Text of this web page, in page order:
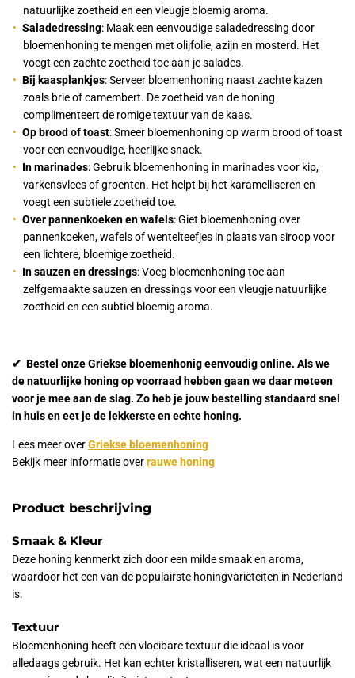
natuurlijke zoetheid en een vleugje bloemig aroma.
Saladedressing: Maak een eenvoudige saladedressing door
bloemenhoning te mengen met olijfolie, azijn en mosterd. Het
voegt een zachte zoetheid toe aan je salades.
Bij kaasplankjes: Serveer bloemenhoning naast zachte kazen
zoals brie of camembert. De zoetheid van de honing
complimenteert de romige textuur van de kaas.
Op brood of toast: Smeer bloemenhoning op warm brood of toast
voor een eenvoudige, heerlijke snack.
In marinades: Gebruik bloemenhoning in marinades voor kip,
varkensvlees of groenten. Het helpt bij het karamelliseren en
voegt een subtiele zoetheid toe.
Over pannenkoeken en wafels: Giet bloemenhoning over
pannenkoeken, wafels of wentelteefjes in plaats van siroop voor
een lichtere, bloemige zoetheid.
In sauzen en dressings: Voeg bloemenhoning toe aan
zelfgemaakte sauzen en dressings voor een vleugje natuurlijke
zoetheid en een subtiel bloemig aroma.
✔ Bestel onze Griekse bloemenhonig eenvoudig online. Als we
de natuurlijke honing op voorraad hebben gaan we daar meteen
voor je mee aan de slag. Zo heb je jouw bestelling standaard snel
in huis en eet je de lekkerste en echte honing.
Lees meer overGriekse bloemenhoning
Bekijk meer informatie overrauwe honing
Product beschrijving
Smaak & Kleur
Deze honing kenmerkt zich door een milde smaak en aroma,
waardoor het een van de populairste honingvariëteiten in Nederland
is.
Textuur
Bloemenhoning heeft een vloeibare textuur die ideaal is voor
alledaags gebruik. Het kan echter kristalliseren, wat een natuurlijk